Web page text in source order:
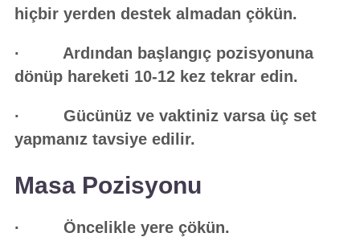
hiçbir yerden destek almadan çökün.
· Ardından başlangıç pozisyonuna
dönüp hareketi 10-12 kez tekrar edin.
· Gücünüz ve vaktiniz varsa üç set
yapmanız tavsiye edilir.
Masa Pozisyonu
· Öncelikle yere çökün.